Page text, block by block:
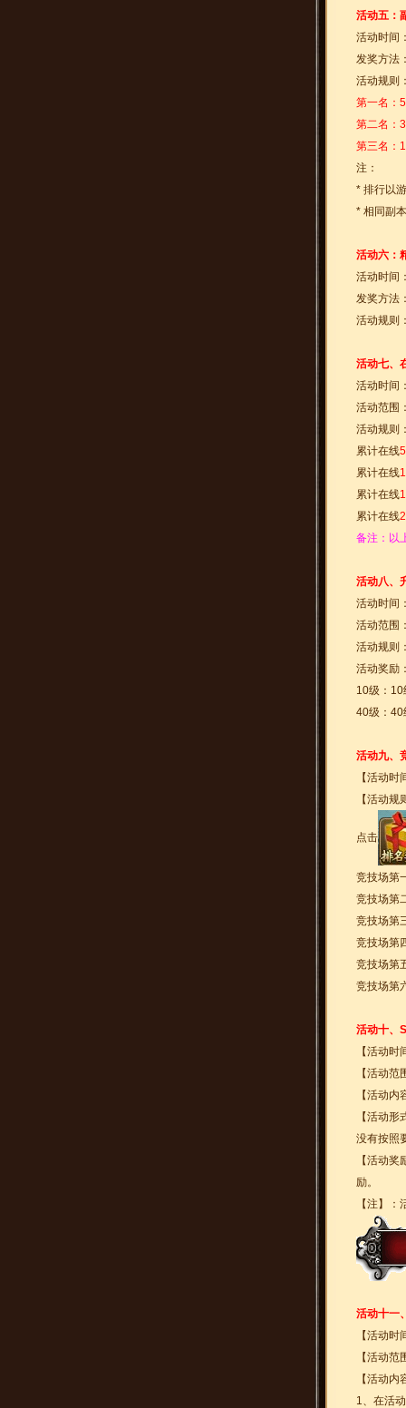
活动五：
活动时间
发奖方法
活动规则
第一名：
第二名：
第三名：
注：
* 排行以
* 相同副
活动六：
活动时间
发奖方法
活动规则
活动七、
活动时间
活动范围
活动规则
累计在线
累计在线
累计在线
累计在线
备注：以
活动八、
活动时间
活动范围
活动规则
活动奖励
10级：10
40级：40
活动九、
【活动时
【活动
点击
竞技场第
竞技场第
竞技场第
竞技场第
竞技场第
竞技场第
活动十、
【活动时
【活动
【活动
【活动
没有按照
【活动
励。
【注】
活动十一
【活动时
【活动
【活动内
1、在活